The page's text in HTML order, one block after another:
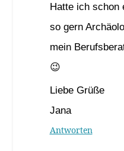
Hatte ich schon
so gern
mein
😉
Liebe Grüße
Jana
Antworten